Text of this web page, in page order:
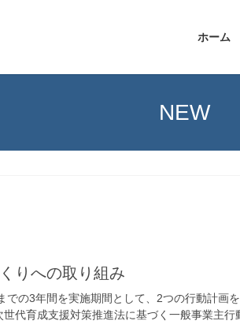
ホーム
NEW
りへの取り組み
の3年間を実施期間として、2つの行動計画を
代育成支援対策推進法に基づく一般事業主行